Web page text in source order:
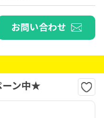
お問い合わせ
ーン中★